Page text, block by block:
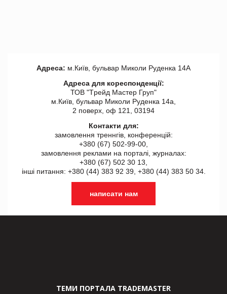
Адреса: м.Київ, бульвар Миколи Руденка 14А
Адреса для кореспонденції:
ТОВ "Tрейд Мастер Груп"
м.Київ, бульвар Миколи Руденка 14а,
2 поверх, оф 121, 03194
Контакти для:
замовлення треннгів, конференцій:
+380 (67) 502-99-00,
замовлення реклами на порталі, журналах:
+380 (67) 502 30 13,
інші питання: +380 (44) 383 92 39, +380 (44) 383 50 34.
написати нам
ТЕМИ ПОРТАЛА TRADEMASTER